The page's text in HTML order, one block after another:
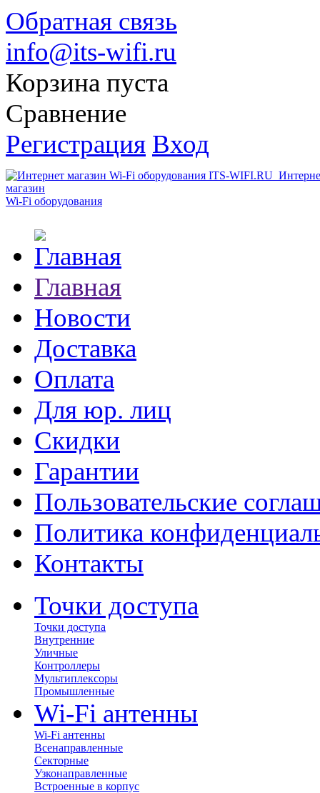
Обратная связь
info@its-wifi.ru
Корзина пуста
Сравнение
Регистрация Вход
магазин
Wi-Fi оборудования
Главная
Новости
Доставка
Оплата
Для юр. лиц
Скидки
Гарантии
Пользовательские
Политика
Контакты
Точки доступа
Точки доступа
Внутренние
Уличные
Контроллеры
Мультиплексоры
Промышленные
Wi-Fi антенны
Wi-Fi антенны
Всенаправленные
Секторные
Узконаправленные
Встроенные в корпус